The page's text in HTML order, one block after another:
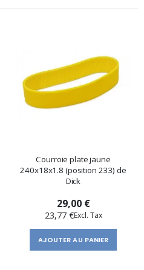
Courroie plate jaune
240x18x1.8 (position 233) de
Dick
29,00 €
23,77 €
AJOUTER AU PANIER